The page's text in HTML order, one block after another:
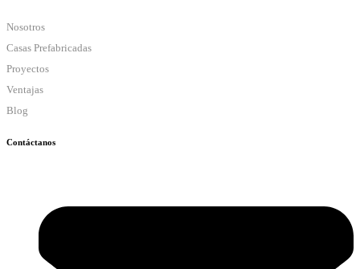
Nosotros
Casas Prefabricadas
Proyectos
Ventajas
Blog
Contáctanos